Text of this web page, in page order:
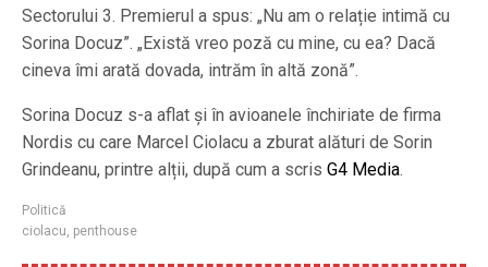
Sectorului 3. Premierul a spus: „Nu am o relație intimă cu
Sorina Docuz”. „Există vreo poză cu mine, cu ea? Dacă
cineva îmi arată dovada, intrăm în altă zonă”.
Sorina Docuz s-a aflat și în avioanele închiriate de firma
Nordis cu care Marcel Ciolacu a zburat alături de Sorin
Grindeanu, printre alții, după cum a scris G4 Media.
Politică
ciolacu, penthouse